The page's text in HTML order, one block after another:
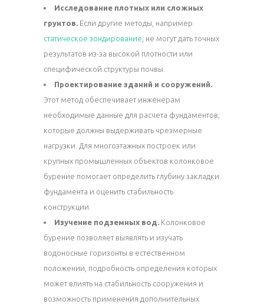
Исследование плотных или сложных
грунтов. Если другие методы, например
статическое зондирование , не могут дать точных
результатов из-за высокой плотности или
специфической структуры почвы.
Проектирование зданий и сооружений.
Этот метод обеспечивает инженерам
необходимые данные для расчета фундаментов,
которые должны выдерживать чрезмерные
нагрузки. Для многоэтажных построек или
крупных промышленных объектов колонковое
бурение помогает определить глубину закладки
фундамента и оценить стабильность
конструкции.
Изучение подземных вод. Колонковое
бурение позволяет выявлять и изучать
водоносные горизонты в естественном
положении, подробность определения которых
может влиять на стабильность сооружения и
возможность применения дополнительных